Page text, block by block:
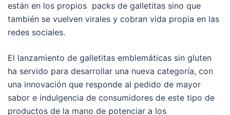
están en los propios packs de galletitas sino que
también se vuelven virales y cobran vida propia en las
redes sociales.
El lanzamiento de galletitas emblemáticas sin gluten
ha servido para desarrollar una nueva categoría, con
una innovación que responde al pedido de mayor
sabor e indulgencia de consumidores de este tipo de
productos de la mano de potenciar a los